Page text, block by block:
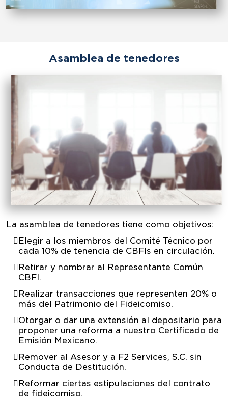
Asamblea de tenedores
La asamblea de tenedores tiene como objetivos:
Elegir a los miembros del Comité Técnico por
cada 10% de tenencia de CBFIs en circulación.
Retirar y nombrar al Representante Común
CBFI.
Realizar transacciones que representen 20% o
más del Patrimonio del Fideicomiso.
Otorgar o dar una extensión al depositario para
proponer una reforma a nuestro Certificado de
Emisión Mexicano.
Remover al Asesor y a F2 Services, S.C. sin
Conducta de Destitución.
Reformar ciertas estipulaciones del contrato
de fideicomiso.